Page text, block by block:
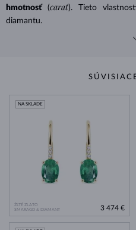
hmotnosť
(carat). Tieto
diamantu.
ŽLTÉ ZLATO
SMARAGD & DIAMANT
NA SKLADE
3 474 €